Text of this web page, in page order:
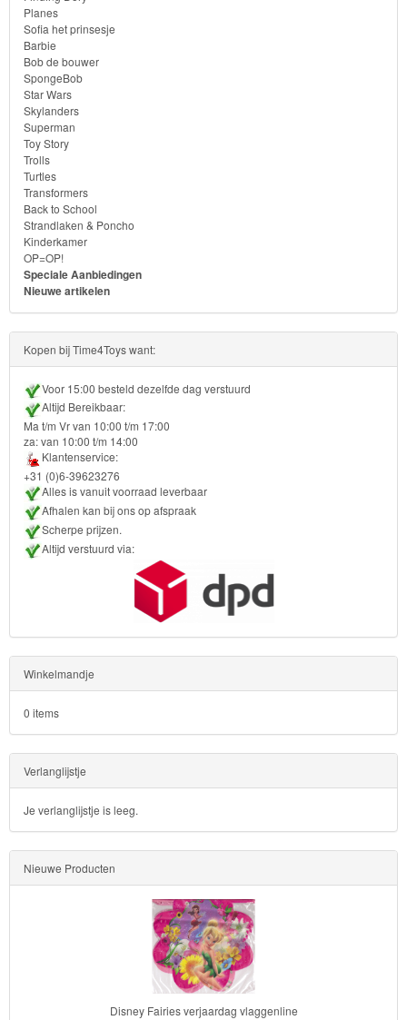
Planes
Sofia het prinsesje
Barbie
Bob de bouwer
SpongeBob
Star Wars
Skylanders
Superman
Toy Story
Trolls
Turtles
Transformers
Back to School
Strandlaken & Poncho
Kinderkamer
OP=OP!
Speciale Aanbiedingen
Nieuwe artikelen
Kopen bij Time4Toys want:
Voor 15:00 besteld dezelfde dag verstuurd
Altijd Bereikbaar:
Ma t/m Vr van 10:00 t/m 17:00
za: van 10:00 t/m 14:00
Klantenservice:
+31 (0)6-39623276
Alles is vanuit voorraad leverbaar
Afhalen kan bij ons op afspraak
Scherpe prijzen.
Altijd verstuurd via:
Winkelmandje
0 items
Verlanglijstje
Je verlanglijstje is leeg.
Nieuwe Producten
Disney Fairies verjaardag vlaggenline